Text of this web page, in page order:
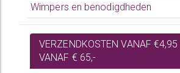
Wimpers en benodigdheden
VERZENDKOSTEN VANAF €4,95
VANAF € 65,-